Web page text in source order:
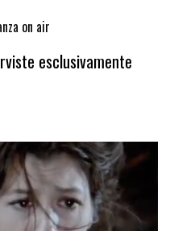
esclusivamente